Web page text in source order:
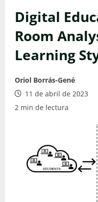
Digital
Room
Learning
Oriol Borrás-Gené
11 de abril de 2023
2 min de lectura